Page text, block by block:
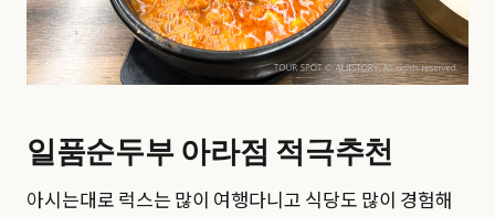
일품순두부 아라점 적극추천
아시는대로 럭스는 많이 여행다니고 식당도 많이 경험해